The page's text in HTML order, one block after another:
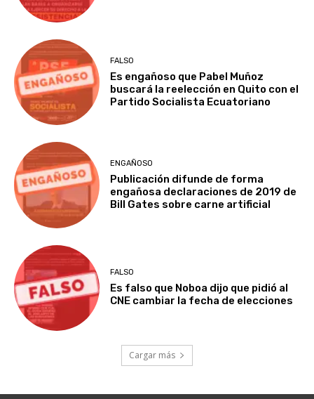
FALSO
Es engañoso que Pabel Muñoz
buscará la reelección en Quito con el
Partido Socialista Ecuatoriano
ENGAÑOSO
Publicación difunde de forma
engañosa declaraciones de 2019 de
Bill Gates sobre carne artificial
FALSO
Es falso que Noboa dijo que pidió al
CNE cambiar la fecha de elecciones
Cargar más